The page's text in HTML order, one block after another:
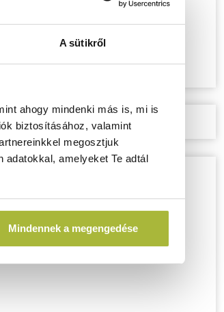
A sütikről
ahogy mindenki más is, mi is
biztosításához, valamint
megosztjuk
adatokkal, amelyeket Te adtál
Mindennek a megengedése